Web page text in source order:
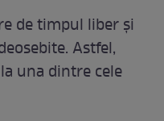
de timpul liber şi
Astfel,
una dintre cele